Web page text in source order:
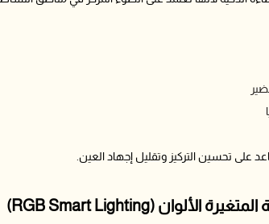
على تحسين التركيز وتقليل إجهاد العين.